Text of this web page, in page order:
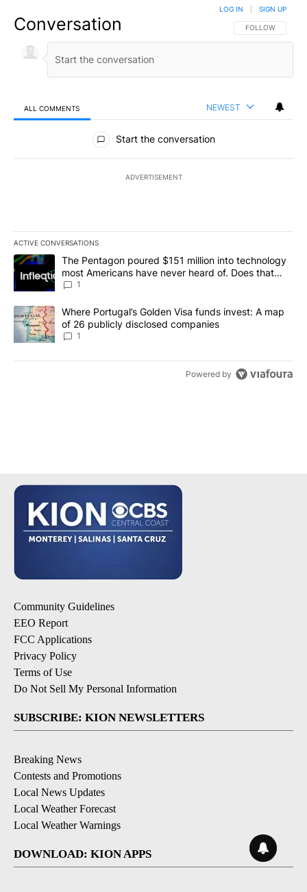
Conversation FOLLOW THIS
FOLLOW
LOG IN SIGN UP
ALL COMMENTS NEWEST
All Comments
Start the conversation
ADVERTISEMENT
ACTIVE CONVERSATIONS
The following is a list of the most commented articles in the last
A trending article titled "The Pentagon poured $151 million into
The Pentagon poured $151 million into technology
most Americans have never heard of. Does that
make it a good investment?
1
A trending article titled "Where Portugal’s Golden Visa funds
Where Portugal’s Golden Visa funds invest: A map
of 26 publicly disclosed companies
1
Powered by
Community Guidelines
EEO Report
FCC Applications
Privacy Policy
Terms of Use
Do Not Sell My Personal Information
SUBSCRIBE: KION NEWSLETTERS
Breaking News
Contests and Promotions
Local News Updates
Local Weather Forecast
Local Weather Warnings
DOWNLOAD: KION APPS